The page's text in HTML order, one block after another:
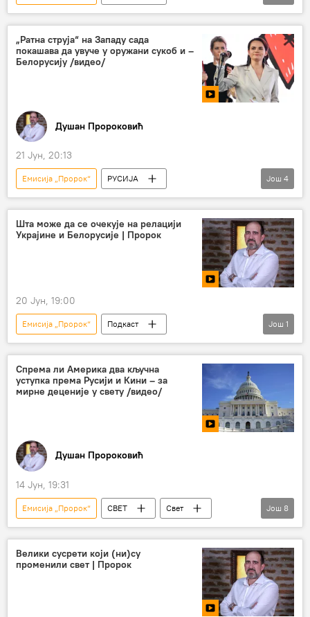
Душан Пророковић
„Ратна струја“ на Западу сада
покашава да увуче у оружани сукоб и –
Белорусију /видео/
Душан Пророковић
21 Јун, 20:13
Емисија „Пророк“
РУСИЈА
Русија – политика
Белорусија
Специјална војна операција у Украјини – вести
подкаст
Још 4
Шта може да се очекује на релацији
Украјине и Белорусије | Пророк
20 Јун, 19:00
Емисија „Пророк“
Подкаст
Душан Пророковић
Још 1
Спрема ли Америка два кључна
уступка према Русији и Кини – за
мирне деценије у свету /видео/
Душан Пророковић
14 Јун, 19:31
Емисија „Пророк“ СВЕТ
Свет
Свет – политика
Кина
САД
Владимир Путин
Доналд Трамп
Си Ђинпинг
Још 8
Велики сусрети који (ни)су
променили свет | Пророк